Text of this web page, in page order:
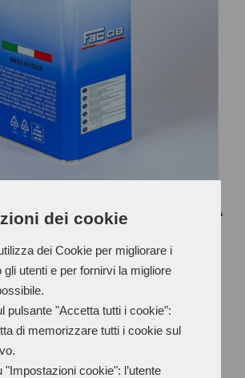
dei cookie
dei Cookie per migliorare i
utenti e per fornirvi la migliore
pulsante "Accetta tutti i cookie":
di memorizzare tutti i cookie sul
"Impostazioni cookie": l’utente
A MEDIA VISCOSITÀ
UN SOLO LATO
è un adesivo neoprenico da
o a rullo per la costruzione della
Va applicato da una sola parte.